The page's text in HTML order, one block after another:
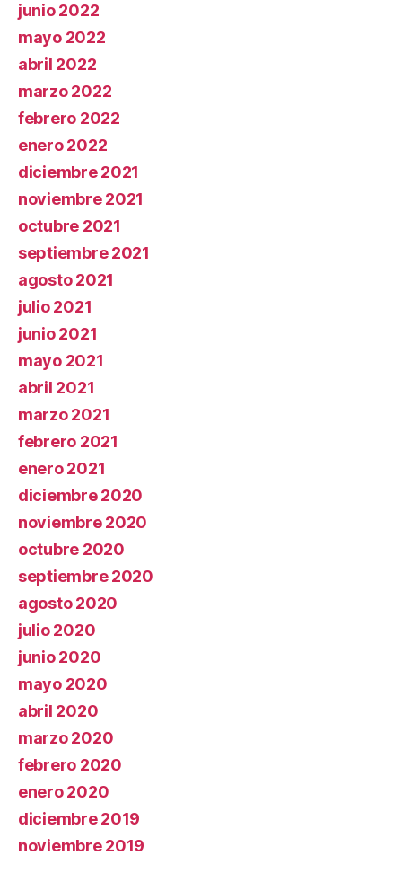
junio 2022
mayo 2022
abril 2022
marzo 2022
febrero 2022
enero 2022
diciembre 2021
noviembre 2021
octubre 2021
septiembre 2021
agosto 2021
julio 2021
junio 2021
mayo 2021
abril 2021
marzo 2021
febrero 2021
enero 2021
diciembre 2020
noviembre 2020
octubre 2020
septiembre 2020
agosto 2020
julio 2020
junio 2020
mayo 2020
abril 2020
marzo 2020
febrero 2020
enero 2020
diciembre 2019
noviembre 2019